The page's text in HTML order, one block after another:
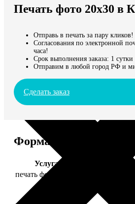
Мы доставляем по всему миру
Продолжить без города
Печать фото 20х30 в
Отправь в печать за пару кликов!
Согласования по электронной
часа!
Срок выполнения заказа: 1 сутки
Отправим в любой город РФ и
Сделать заказ
Форматы и цены
Услуга
печать фото 20х30